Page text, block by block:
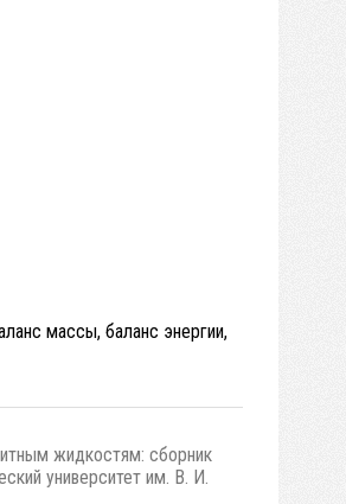
массы, баланс энергии,
жидкостям: сборник
университет им. В. И.